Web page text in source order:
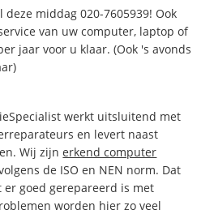
deze middag 020-7605939! Ook
van uw computer, laptop of
jaar voor u klaar. (Ook 's avonds
werkt uitsluitend met
en levert naast
Wij zijnerkend computer
de ISO en NEN norm. Dat
goed gerepareerd is met
worden hier zo veel